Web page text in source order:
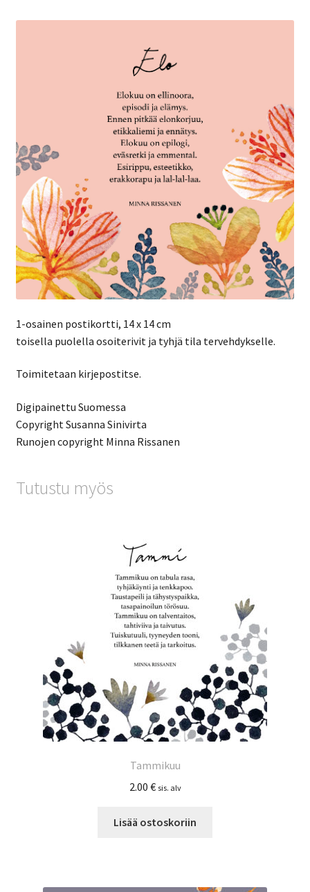
1-osainen postikortti, 14 x 14 cm
toisella puolella osoiterivit ja tyhjä tila tervehdykselle.
Toimitetaan kirjepostitse.
Digipainettu Suomessa
Copyright Susanna Sinivirta
Runojen copyright Minna Rissanen
Tutustu myös
Tammikuu
2.00 € sis. alv
Lisää ostoskoriin